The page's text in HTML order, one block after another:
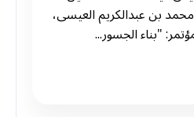
بن عبدالكريم العيسى،
"بناء الجسور...